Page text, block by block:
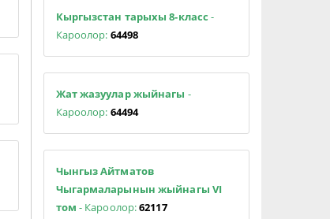
Кыргызстан тарыхы 8-класс -
Кароолор: 64498
Жат жазуулар жыйнагы -
Кароолор: 64494
Чынгыз Айтматов
Чыгармаларынын жыйнагы VI
том - Кароолор:62117